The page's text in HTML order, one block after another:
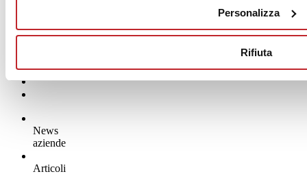
Personalizza
Rifiuta
News
aziende
Articoli